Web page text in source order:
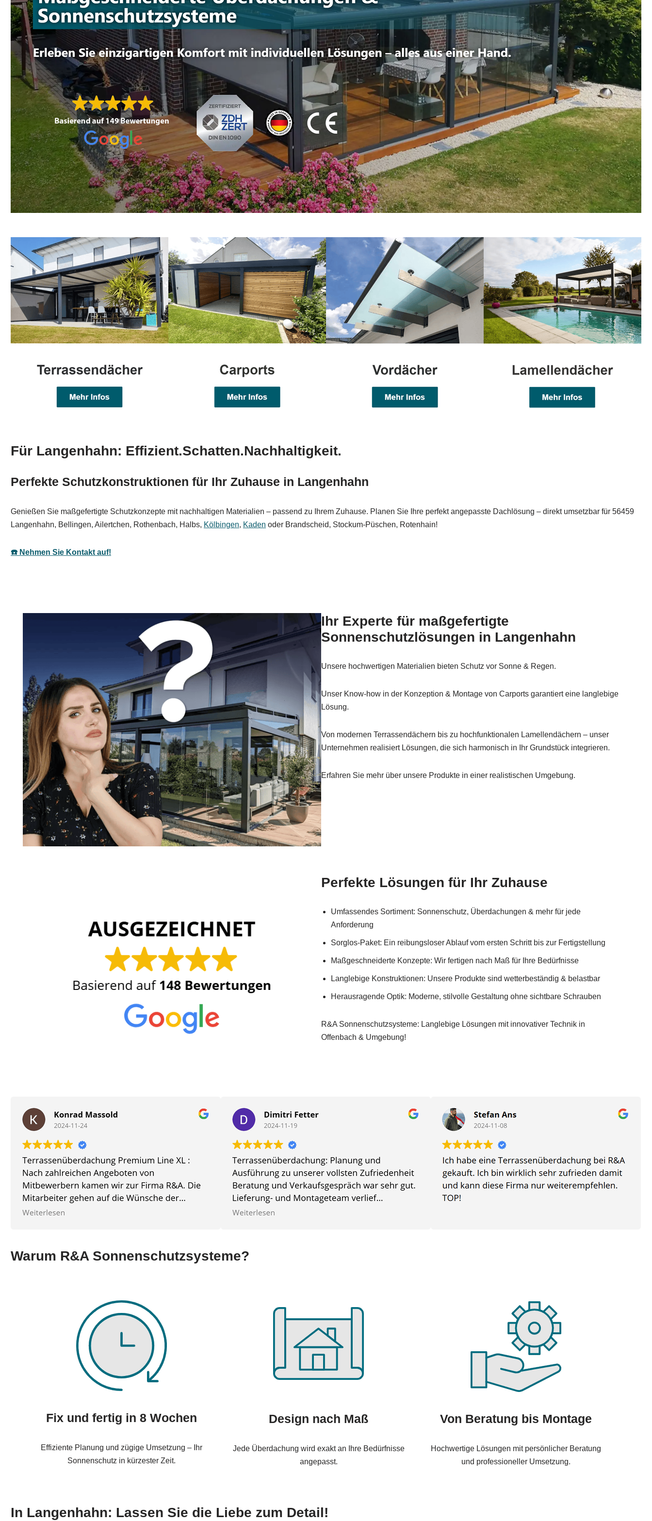
Für Langenhahn: Effizient.Schatten.Nachhaltigkeit.
Perfekte Schutzkonstruktionen für Ihr Zuhause in Langenhahn
Genießen Sie maßgefertigte Schutzkonzepte mit nachhaltigen Materialien – passend zu Ihrem Zuhause. Planen Sie Ihre perfekt angepasste Dachlösung – direkt umsetzbar für 56459
Langenhahn, Bellingen, Ailertchen, Rothenbach, Halbs, Kölbingen, Kaden oder Brandscheid, Stockum-Püschen, Rotenhain!
☎️ Nehmen Sie Kontakt auf!
Ihr Experte für maßgefertigte
Sonnenschutzlösungen in Langenhahn
Unsere hochwertigen Materialien bieten Schutz vor Sonne & Regen.
Unser Know-how in der Konzeption & Montage von Carports garantiert eine langlebige
Lösung.
Von modernen Terrassendächern bis zu hochfunktionalen Lamellendächern – unser
Unternehmen realisiert Lösungen, die sich harmonisch in Ihr Grundstück integrieren.
Erfahren Sie mehr über unsere Produkte in einer realistischen Umgebung.
Perfekte Lösungen für Ihr Zuhause
Umfassendes Sortiment: Sonnenschutz, Überdachungen & mehr für jede
Anforderung
Sorglos-Paket: Ein reibungsloser Ablauf vom ersten Schritt bis zur Fertigstellung
Maßgeschneiderte Konzepte: Wir fertigen nach Maß für Ihre Bedürfnisse
Langlebige Konstruktionen: Unsere Produkte sind wetterbeständig & belastbar
Herausragende Optik: Moderne, stilvolle Gestaltung ohne sichtbare Schrauben
R&A Sonnenschutzsysteme: Langlebige Lösungen mit innovativer Technik in
Offenbach & Umgebung!
Warum R&A Sonnenschutzsysteme?
Fix und fertig in 8 Wochen
Effiziente Planung und zügige Umsetzung – Ihr
Sonnenschutz in kürzester Zeit.
Design nach Maß
Jede Überdachung wird exakt an Ihre Bedürfnisse
angepasst.
Von Beratung bis Montage
Hochwertige Lösungen mit persönlicher Beratung
und professioneller Umsetzung.
In Langenhahn: Lassen Sie die Liebe zum Detail!